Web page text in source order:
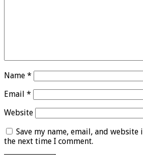
Name *
Email *
Website
Save my name, email, and
the next time I comment.